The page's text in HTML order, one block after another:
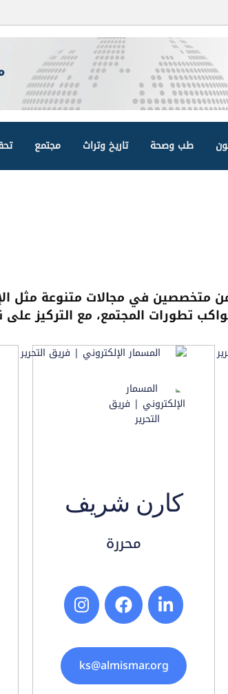
طب وصحة تاريخ وتراث مجتمع
في مجالات متنوعة مثل
تطورات المجتمع، مع التركيز
كارن شريف
محررة
ks@almismar.org